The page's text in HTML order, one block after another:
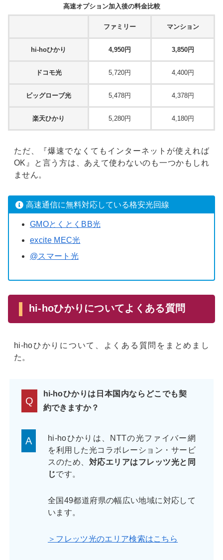
高速オプション加入後の料金比較
ファミリー マンション
hi-hoひかり 4,950円 3,850円
ドコモ光 5,720円 4,400円
ビッグローブ光 5,478円 4,378円
楽天ひかり 5,280円 4,180円
ただ、『爆速でなくてもインターネットが使えれば
OK』と言う方は、あえて使わないのも一つかもしれ
ません。
高速通信に無料対応している格安光回線
GMOとくとくBB光
excite MEC光
@スマート光
hi-hoひかりについてよくある質問
hi-hoひかりについて、よくある質問をまとめまし
た。
Q
hi-hoひかりは日本国内ならどこでも契
約できますか？
A
hi-hoひかりは、NTTの光ファイバー網
を利用した光コラボレーション・サービ
スのため、 対応エリアはフレッツ光と同
じです。
全国49都道府県の幅広い地域に対応して
います。
＞フレッツ光のエリア検索はこちら